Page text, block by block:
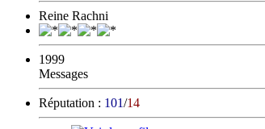
Reine Rachni
1999
Messages
Réputation : 101/14